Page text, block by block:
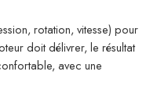
rotation, vitesse) pour
doit délivrer, le résultat
avec une